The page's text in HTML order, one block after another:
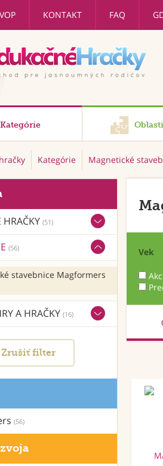
VOP KONTAKT FAQ
Kategórie
Kategórie Magnetické
HRAČKY (51)
(56)
stavebnice Magformers
A HRAČKY (16)
Zrušiť filter
(56)
Vek